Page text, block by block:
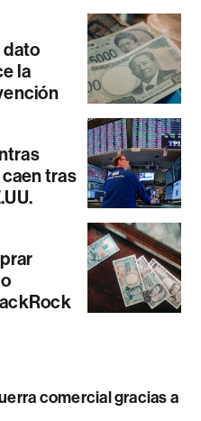
dato
la
tras
comercial gracias a